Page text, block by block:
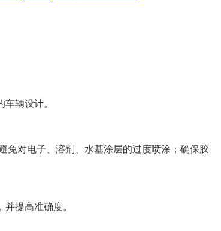
辆设计。
免对电子、溶剂、水基涂层的过度喷涂；确保胶
提高准确度。